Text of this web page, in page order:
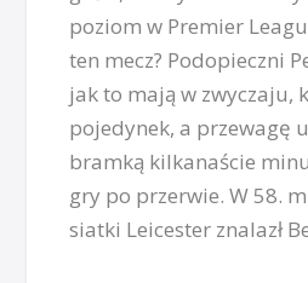
poziom w Premier
ten mecz? Podopieczni
jak to mają w zwyczaju,
pojedynek, a przewagę
bramką kilkanaście
gry po przerwie. W 58.
siatki Leicester znalazł